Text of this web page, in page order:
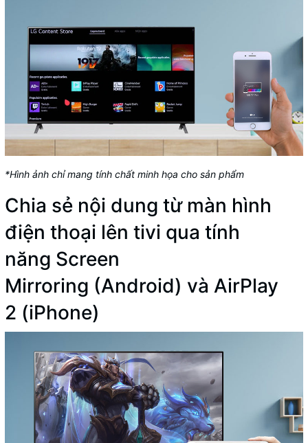
*Hình ảnh chỉ mang tính chất minh họa cho sản phẩm
Chia sẻ nội dung từ màn hình
điện thoại lên tivi qua tính
năng Screen
Mirroring (Android) và AirPlay
2 (iPhone)